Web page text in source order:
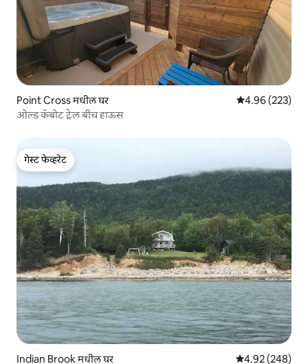
Point Cross मधील घर 5 पैकी 4.96
4.96 (223)
ओल्ड कॅबोट ट्रेल बीच हाऊस
गेस्ट फेव्हरेट
गेस्ट फेव्हरेट
Indian Brook मधील घर 5 पैकी 4.92
4.92 (248)